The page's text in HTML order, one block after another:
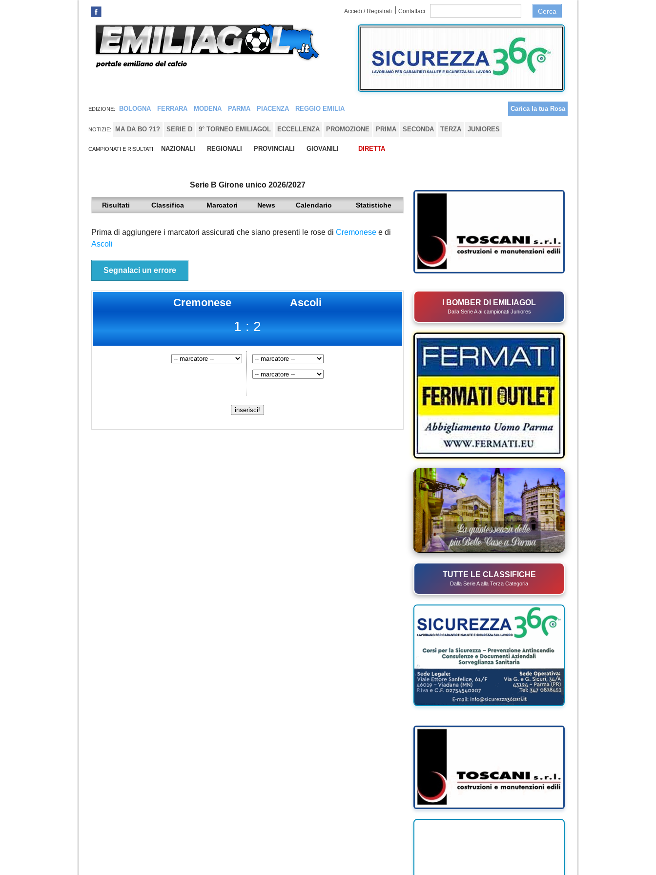
Accedi / Registrati Contattaci Cerca
EDIZIONE: BOLOGNA FERRARA MODENA PARMA PIACENZA REGGIO EMILIA Carica la tua Rosa
NOTIZIE: MA DA BO ?1? SERIE D 9° TORNEO EMILIAGOL ECCELLENZA PROMOZIONE PRIMA SECONDA TERZA JUNIORES
CAMPIONATI E RISULTATI: NAZIONALI REGIONALI PROVINCIALI GIOVANILI DIRETTA
Serie B Girone unico 2026/2027
Risultati Classifica Marcatori News Calendario Statistiche
Prima di aggiungere i marcatori assicurati che siano presenti le rose di Cremonese e di
Ascoli
Segnalaci un errore
Cremonese Ascoli
1 : 2
I BOMBER DI EMILIAGOL
Dalla Serie A ai campionati Juniores
TUTTE LE CLASSIFICHE
Dalla Serie A alla Terza Categoria